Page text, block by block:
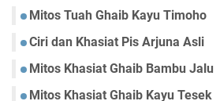
Mitos Tuah Ghaib Kayu Timoho
Ciri dan Khasiat Pis Arjuna Asli
Mitos Khasiat Ghaib Bambu Jalu
Mitos Khasiat Ghaib Kayu Tesek